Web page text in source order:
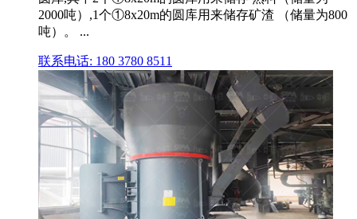
2000吨）,1个①8x20m的圆库用来储存矿渣 （储量为800
吨）。 ...
联系电话: 180 3780 8511